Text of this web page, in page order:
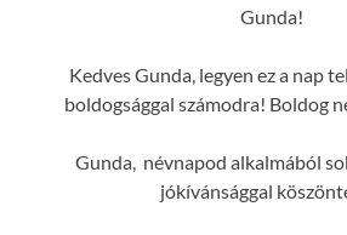
Gunda!
Kedves Gunda, legyen ez a nap
boldogsággal számodra! Boldog
Gunda, névnapod alkalmából
jókívánsággal